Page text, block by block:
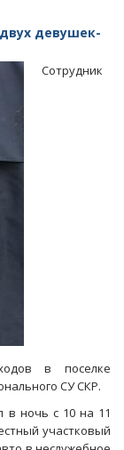
девушек-
Сотрудник
в поселке
СУ СКР.
в ночь с 10 на 11
участковый